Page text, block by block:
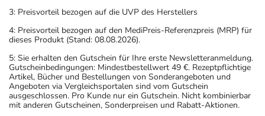
3: Preisvorteil bezogen auf die UVP des Herstellers
4: Preisvorteil bezogen auf den MediPreis-Referenzpreis (MRP) für
dieses Produkt (Stand: 08.08.2026).
5: Sie erhalten den Gutschein für Ihre erste Newsletteranmeldung.
Gutscheinbedingungen: Mindestbestellwert 49 €. Rezeptpflichtige
Artikel, Bücher und Bestellungen von Sonderangeboten und
Angeboten via Vergleichsportalen sind vom Gutschein
ausgeschlossen. Pro Kunde nur ein Gutschein. Nicht kombinierbar
mit anderen Gutscheinen, Sonderpreisen und Rabatt-Aktionen.